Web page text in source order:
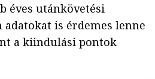
éves utánkövetési
adatokat is érdemes lenne
a kiindulási pontok